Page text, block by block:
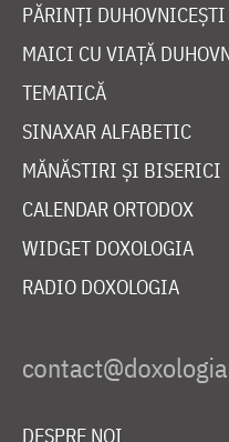
PĂRINȚI DUHOVNICEȘTI
MAICI CU VIAȚĂ
TEMATICĂ
SINAXAR ALFABETIC
MĂNĂSTIRI ȘI BISERICI
CALENDAR ORTODOX
WIDGET DOXOLOGIA
RADIO DOXOLOGIA
DESPRE NOI